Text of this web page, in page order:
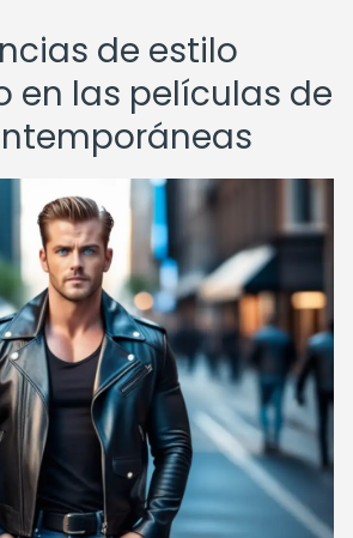
de estilo
en las películas de